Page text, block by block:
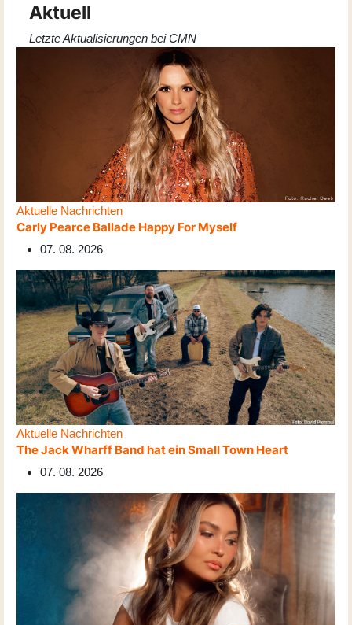
Aktuell
Letzte Aktualisierungen bei CMN
Aktuelle Nachrichten
Carly Pearce Ballade Happy For Myself
07. 08. 2026
Aktuelle Nachrichten
The Jack Wharff Band hat ein Small Town Heart
07. 08. 2026